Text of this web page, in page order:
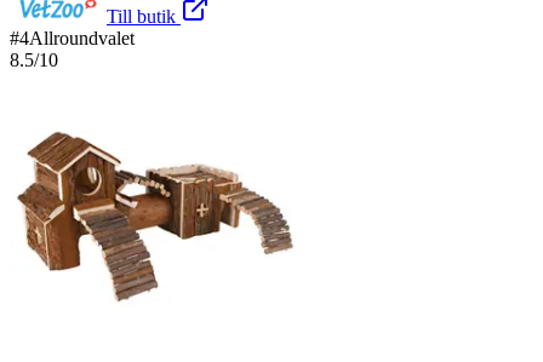
Till butik
#4Allroundvalet
8.5/10